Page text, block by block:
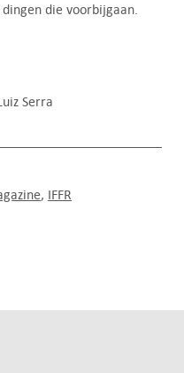
die voorbijgaan.
Serra
IFFR